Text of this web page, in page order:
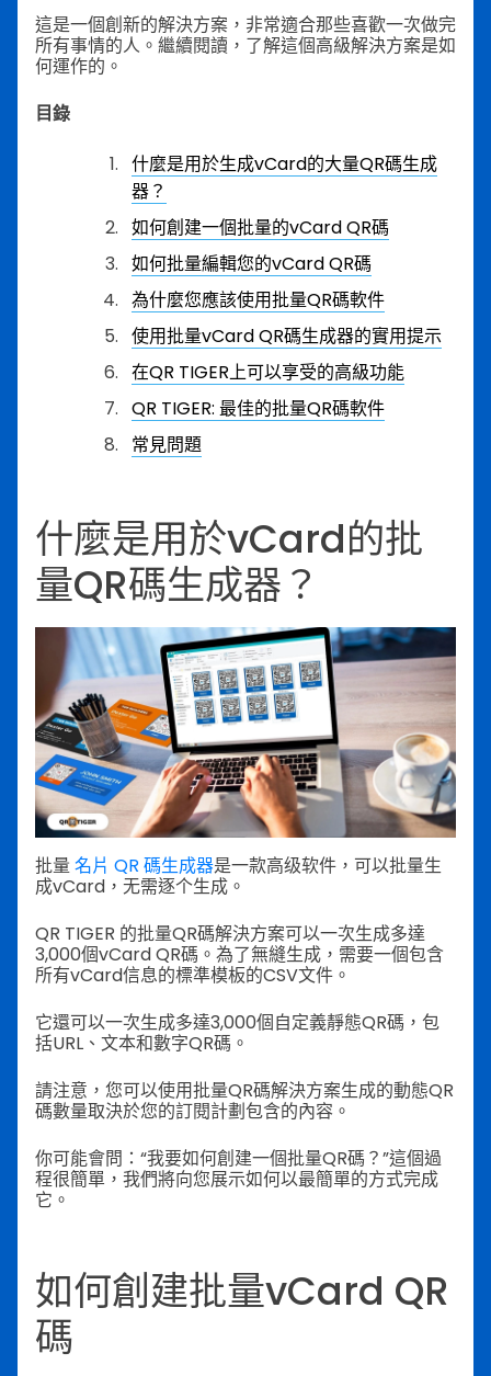
這是一個創新的解決方案，非常適合那些喜歡一次做完
所有事情的人。繼續閱讀，了解這個高級解決方案是如
何運作的。
目錄
什麼是用於生成vCard的大量QR碼生成
器？
如何創建一個批量的vCard QR碼
如何批量編輯您的vCard QR碼
為什麼您應該使用批量QR碼軟件
使用批量vCard QR碼生成器的實用提示
在QR TIGER上可以享受的高級功能
QR TIGER: 最佳的批量QR碼軟件
常見問題
什麼是用於vCard的批
量QR碼生成器？
批量名片 QR 碼生成器是一款高级软件，可以批量生
成vCard，无需逐个生成。
QR TIGER 的批量QR碼解決方案可以一次生成多達
3,000個vCard QR碼。為了無縫生成，需要一個包含
所有vCard信息的標準模板的CSV文件。
它還可以一次生成多達3,000個自定義靜態QR碼，包
括URL、文本和數字QR碼。
請注意，您可以使用批量QR碼解決方案生成的動態QR
碼數量取決於您的訂閱計劃包含的內容。
你可能會問：“我要如何創建一個批量QR碼？”這個過
程很簡單，我們將向您展示如何以最簡單的方式完成
它。
如何創建批量vCard QR
碼